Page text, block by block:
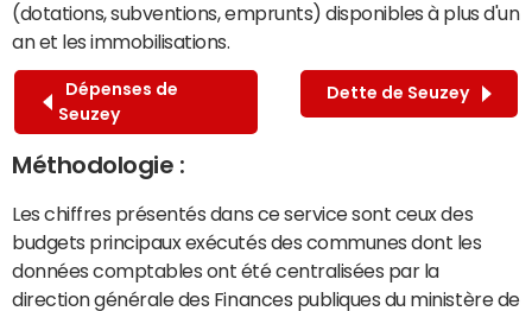
(dotations, subventions, emprunts) disponibles à plus d'un
an et les immobilisations.
Dépenses de
Seuzey
Dette de Seuzey
Méthodologie :
Les chiffres présentés dans ce service sont ceux des
budgets principaux exécutés des communes dont les
données comptables ont été centralisées par la
direction générale des Finances publiques du ministère de